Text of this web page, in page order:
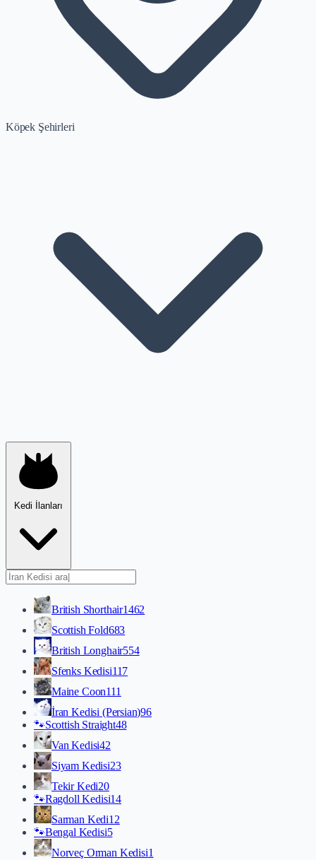
Köpek Şehirleri
Kedi İlanları
British Shorthair1462
Scottish Fold683
British Longhair554
Sfenks Kedisi117
Maine Coon111
İran Kedisi (Persian)96
🐾Scottish Straight48
Van Kedisi42
Siyam Kedisi23
Tekir Kedi20
🐾Ragdoll Kedisi14
Sarman Kedi12
🐾Bengal Kedisi5
Norveç Orman Kedisi1